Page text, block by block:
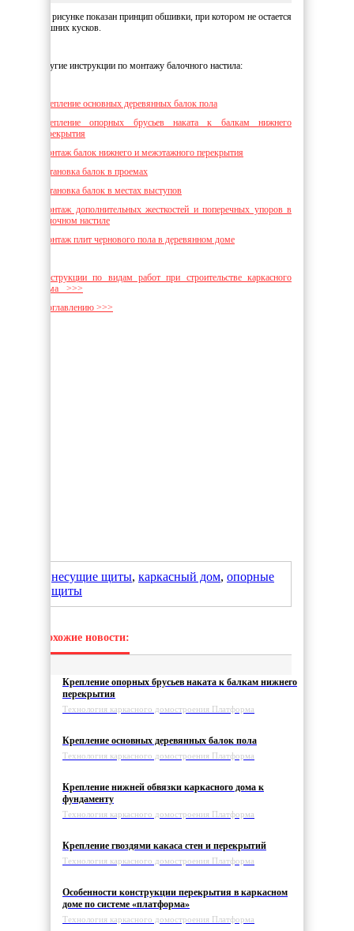
На рисунке показан принцип обшивки, при котором не остается
лишних кусков.
Другие инструкции по монтажу балочного настила:
Крепление основных деревянных балок пола
Крепление опорных брусьев наката к балкам нижнего
перекрытия
Монтаж балок нижнего и межэтажного перекрытия
Установка балок в проемах
Установка балок в местах выступов
Монтаж дополнительных жесткостей и поперечных упоров в
балочном настиле
Монтаж плит чернового пола в деревянном доме
Инструкции по видам работ при строительстве каркасного
дома >>>
К оглавлению >>>
несущие щиты, каркасный дом, опорные
щиты
Похожие новости:
Крепление опорных брусьев наката к балкам нижнего
перекрытия
Технология каркасного домостроения Платформа
Крепление основных деревянных балок пола
Технология каркасного домостроения Платформа
Крепление нижней обвязки каркасного дома к
фундаменту
Технология каркасного домостроения Платформа
Крепление гвоздями какаса стен и перекрытий
Технология каркасного домостроения Платформа
Особенности конструкции перекрытия в каркасном
доме по системе «платформа»
Технология каркасного домостроения Платформа